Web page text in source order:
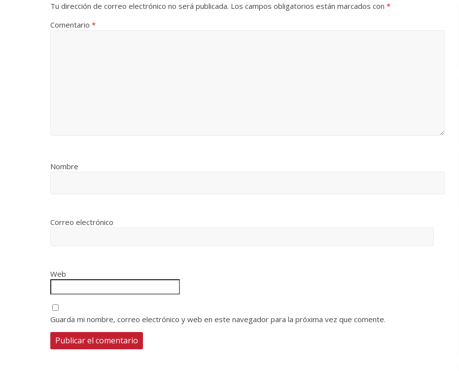
Tu dirección de correo electrónico no será publicada. Los campos obligatorios están marcados con *
Comentario *
Nombre
Correo electrónico
Web
Guarda mi nombre, correo electrónico y web en este navegador para la próxima vez que comente.